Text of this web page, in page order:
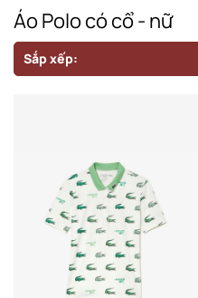
Áo Polo có cổ - nữ
Sắp xếp: